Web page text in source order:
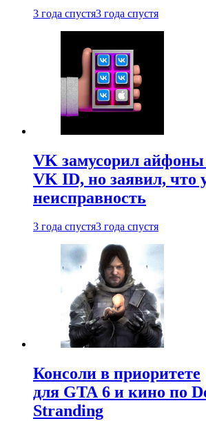
3 года спустя3 года спустя
VK замусорил
VK ID, но заявил, что
неисправность
3 года спустя3 года спустя
Консоли в приоритете
для GTA 6 и кино по
Stranding